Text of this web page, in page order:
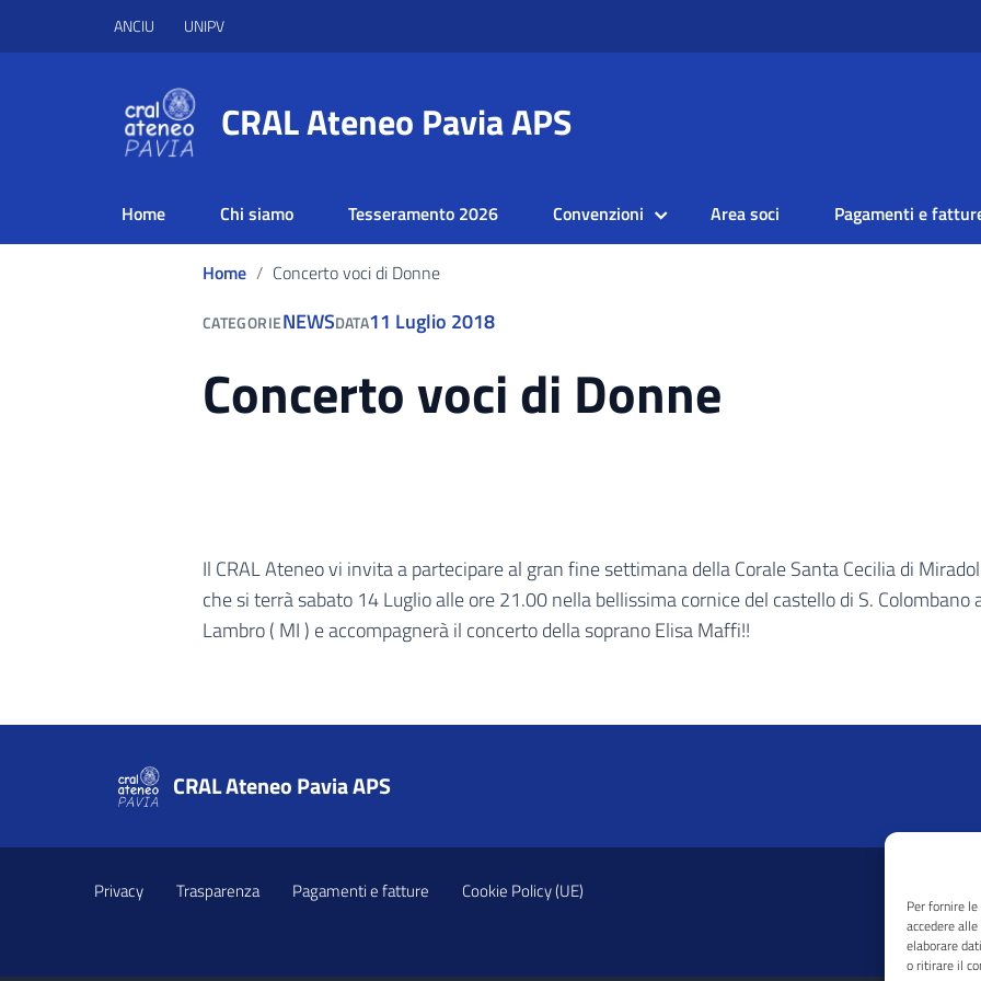
Per fornire
accedere
elaborare
o ritirare il
ANCIU UNIPV
CRAL Ateneo Pavia APS
Home Chi siamo Tesseramento 2026 Convenzioni Area soci Pagamenti e
Home Concerto voci di Donne
CATEGORIENEWSDATA11 Luglio 2018
Concerto voci di Donne
Il CRAL Ateneo vi invita a partecipare al gran fine settimana della Corale Santa Cecilia di
che si terrà sabato 14 Luglio alle ore 21.00 nella bellissima cornice del castello di S. Colombano
Lambro ( MI ) e accompagnerà il concerto della soprano Elisa Maffi!!
CRAL Ateneo Pavia APS
Privacy Trasparenza Pagamenti e fatture Cookie Policy (UE)